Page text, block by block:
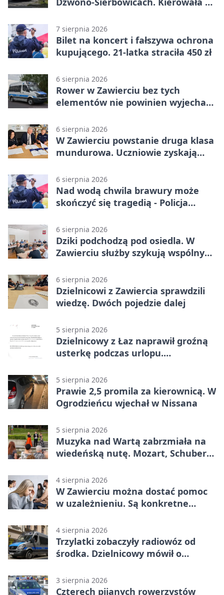
7 sierpnia 2026
Bilet na koncert i fałszywa ochrona
kupującego. 21-latka straciła 450 zł
6 sierpnia 2026
Rower w Zawierciu bez tych
elementów nie powinien wyjechać
6 sierpnia 2026
W Zawierciu powstanie druga klasa
mundurowa. Uczniowie zyskają
6 sierpnia 2026
Nad wodą chwila brawury może
skończyć się tragedią - Policja
6 sierpnia 2026
Dziki podchodzą pod osiedla. W
Zawierciu służby szykują wspólny
6 sierpnia 2026
Dzielnicowi z Zawiercia sprawdzili
wiedzę. Dwóch pojedzie dalej
5 sierpnia 2026
Dzielnicowy z Łaz naprawił groźną
usterkę podczas urlopu.
5 sierpnia 2026
Prawie 2,5 promila za kierownicą. W
Ogrodzieńcu wjechał w Nissana
5 sierpnia 2026
Muzyka nad Wartą zabrzmiała na
wiedeńską nutę. Mozart, Schubert i
4 sierpnia 2026
W Zawierciu można dostać pomoc
w uzależnieniu. Są konkretne
4 sierpnia 2026
Trzylatki zobaczyły radiowóz od
środka. Dzielnicowy mówił o
3 sierpnia 2026
Czterech pijanych rowerzystów